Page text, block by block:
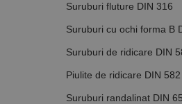
Suruburi fluture DIN 316
Suruburi cu ochi forma B
Suruburi de ridicare DIN
Piulite de ridicare DIN 582
Suruburi randalinat DIN